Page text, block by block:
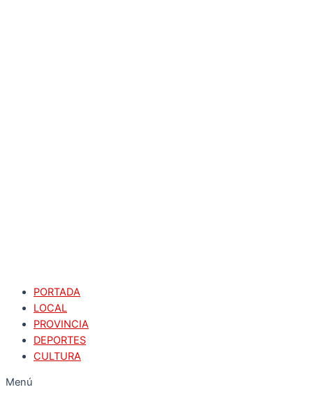
PORTADA
LOCAL
PROVINCIA
DEPORTES
CULTURA
Menú